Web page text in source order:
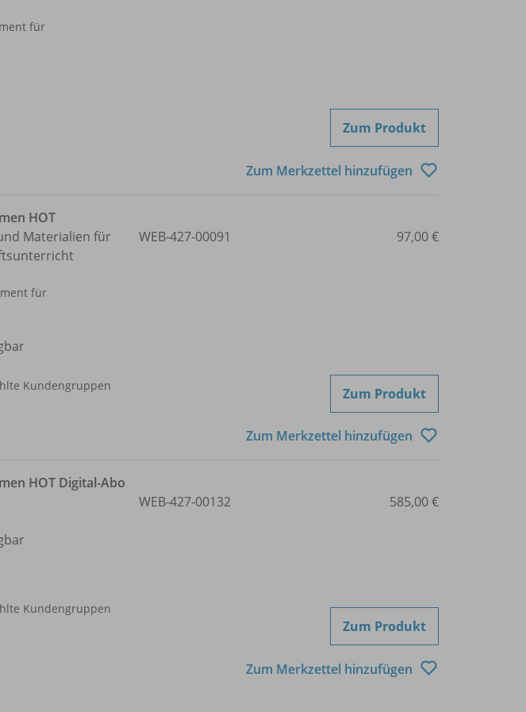
für
Zum Produkt
Zum Merkzettel hinzufügen
HOT
Materialien für
für
Kundengruppen
WEB-427-00091 97,00 €
Zum Produkt
Zum Merkzettel hinzufügen
HOT Digital-Abo
Kundengruppen
WEB-427-00132 585,00 €
Zum Produkt
Zum Merkzettel hinzufügen